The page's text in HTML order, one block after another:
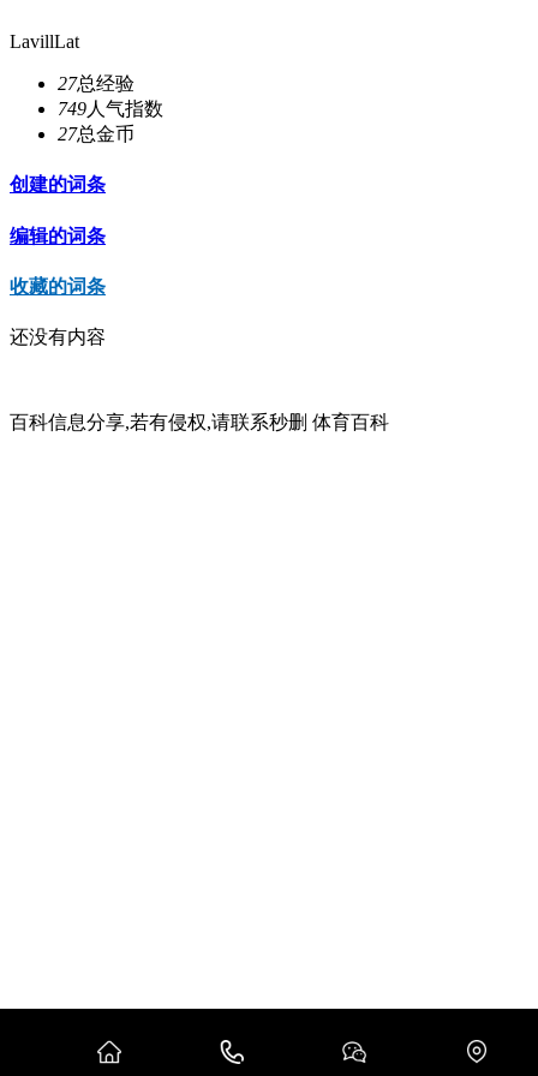
LavillLat
27总经验
749人气指数
27总金币
创建的词条
编辑的词条
收藏的词条
还没有内容
百科信息分享,若有侵权,请联系秒删 体育百科